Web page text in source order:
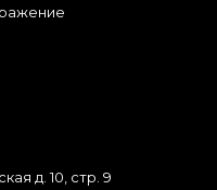
д. 10, стр. 9